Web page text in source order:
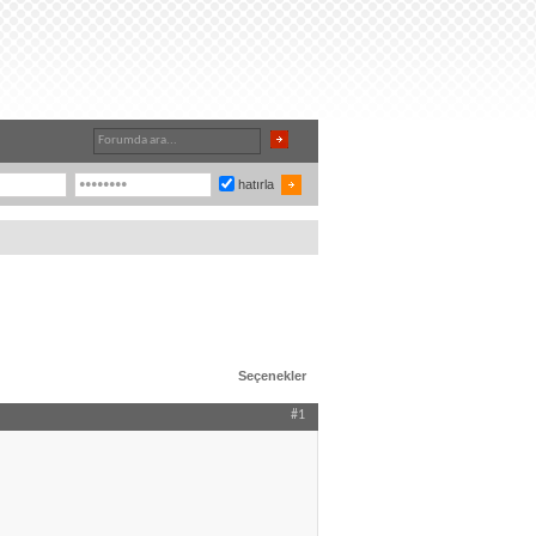
hatırla
Seçenekler
#1